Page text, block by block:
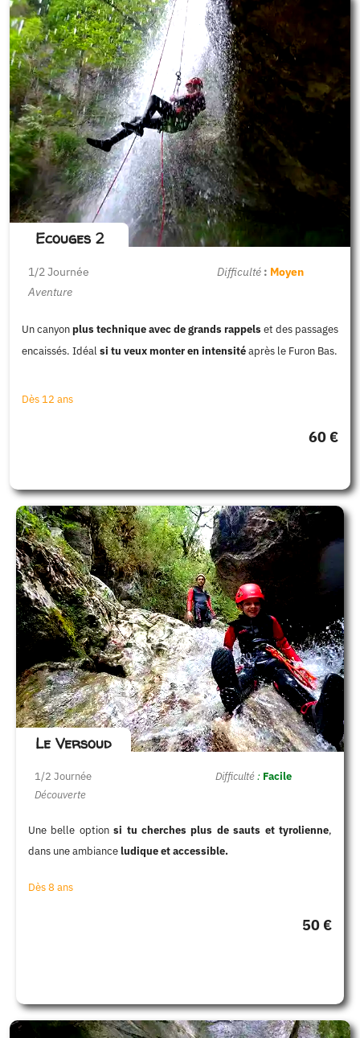
Ecouges 2
1/2 Journée
Aventure
Difficulté : Moyen
Un canyonplus technique avec de grands rappels et des passages
encaissés. Idéalsi tu veux monter en intensitéaprès le Furon Bas.
Dès 12 ans
60 €
Le Versoud
1/2 Journée
Découverte
Difficulté: Facile
Une belle optionsi tu cherches plus de sauts et tyrolienne,
dans une ambianceludique et accessible.
Dès 8 ans
50 €